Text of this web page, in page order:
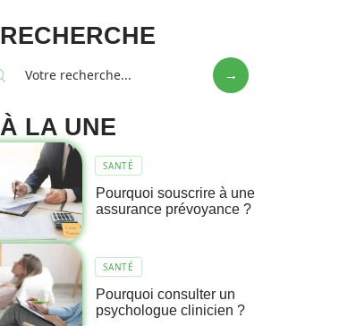
RECHERCHE
À LA UNE
SANTÉ
Pourquoi souscrire à une
assurance prévoyance ?
SANTÉ
Pourquoi consulter un
psychologue clinicien ?